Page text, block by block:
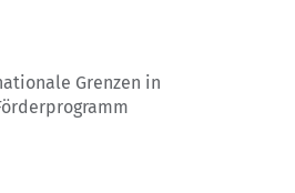
Grenzen in